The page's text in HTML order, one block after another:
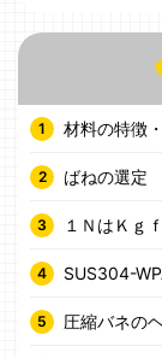
材料の特徴
ばねの選定
１ＮはＫｇ
SUS304-
圧縮バネの